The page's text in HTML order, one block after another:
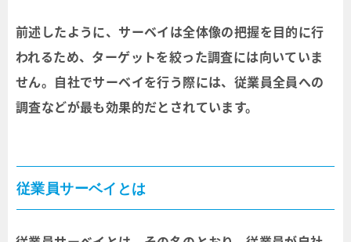
前述したように、サーベイは全体像の把握を目的に行
われるため、ターゲットを絞った調査には向いていま
せん。自社でサーベイを行う際には、従業員全員への
調査などが最も効果的だとされています。
従業員サーベイとは